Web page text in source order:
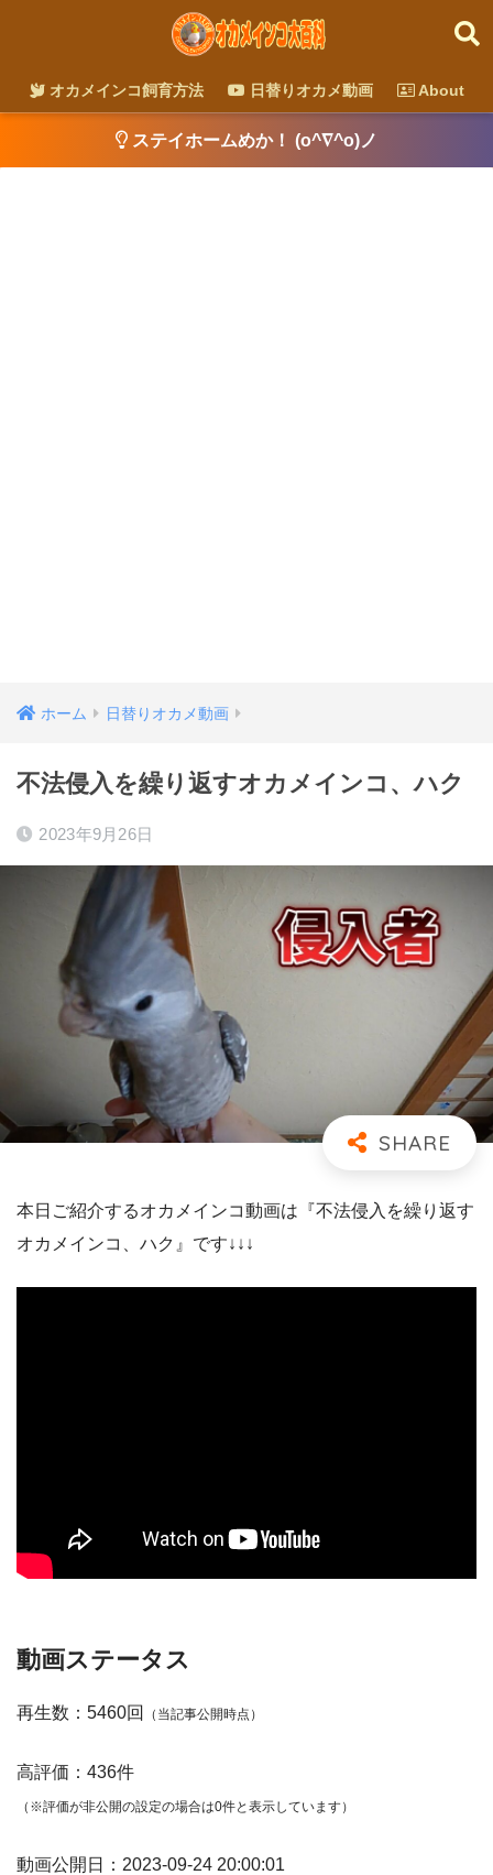
オカメインコ飼育方法 日替りオカメ動画 About
ステイホームめか！ (o^∇^o)ノ
ホーム 日替りオカメ動画
不法侵入を繰り返すオカメインコ、ハク
2023年9月26日
本日ご紹介するオカメインコ動画は『不法侵入を繰り返す
オカメインコ、ハク』です↓↓↓
動画ステータス
再生数：5460回 （当記事公開時点）
高評価：436件
（※評価が非公開の設定の場合は0件と表示しています）
動画公開日：2023-09-24 20:00:01